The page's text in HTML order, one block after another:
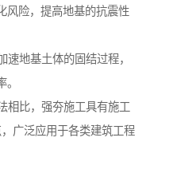
风险，提高地基的抗震性
地基土体的固结过程，
相比，强夯施工具有施工
广泛应用于各类建筑工程